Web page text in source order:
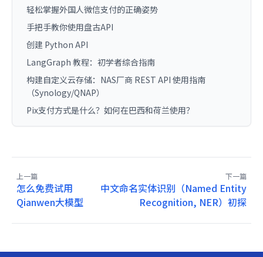
轻松掌握外国人微信支付的正确姿势
手把手教你使用盘古API
创建 Python API
LangGraph 教程：初学者综合指南
构建自定义云存储：NAS厂商 REST API 使用指南
（Synology/QNAP）
Pix支付方式是什么？如何在巴西和荷兰使用？
上一篇
怎么免费试用
Qianwen大模型
下一篇
中文命名实体识别（Named Entity
Recognition, NER）初探